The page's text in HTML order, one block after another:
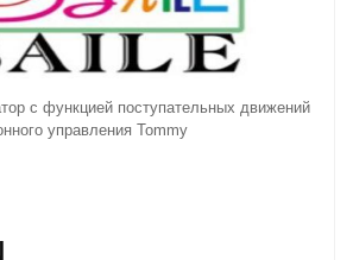
с функцией поступательных движений
управления Tommy